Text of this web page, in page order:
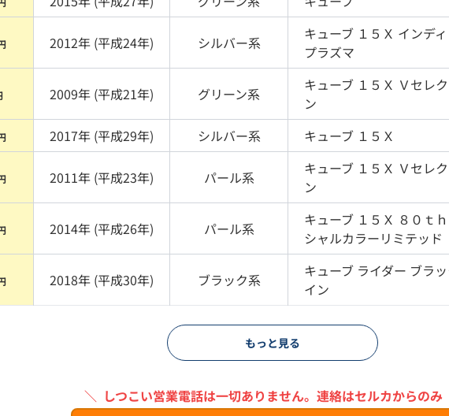
2012年 (平成24年) シルバー系 キューブ １５Ｘ インデ
プラズマ
2009年 (平成21年) グリーン系 キューブ １５Ｘ Ｖセレ
ン
2017年 (平成29年) シルバー系 キューブ １５Ｘ
2011年 (平成23年) パール系 キューブ １５Ｘ Ｖセレ
ン
2014年 (平成26年) パール系 キューブ １５Ｘ ８０ｔ
シャルカラーリミテッド
2018年 (平成30年) ブラック系 キューブ ライダー ブラ
イン
もっと見る
＼ しつこい営業電話は一切ありません。 連絡はセルカからのみ